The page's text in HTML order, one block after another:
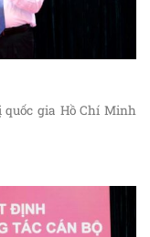
quốc gia Hồ Chí Minh